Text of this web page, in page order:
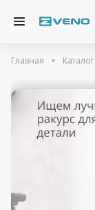
Главная Каталог